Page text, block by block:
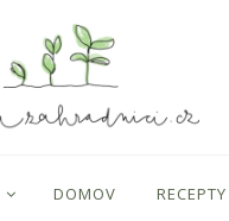
DOMOV RECEPTY